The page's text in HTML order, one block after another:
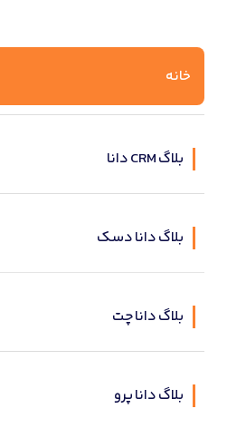
خانه
بلاگ CRM دانا
بلاگ دانا دسک
بلاگ دانا چت
بلاگ دانا پرو